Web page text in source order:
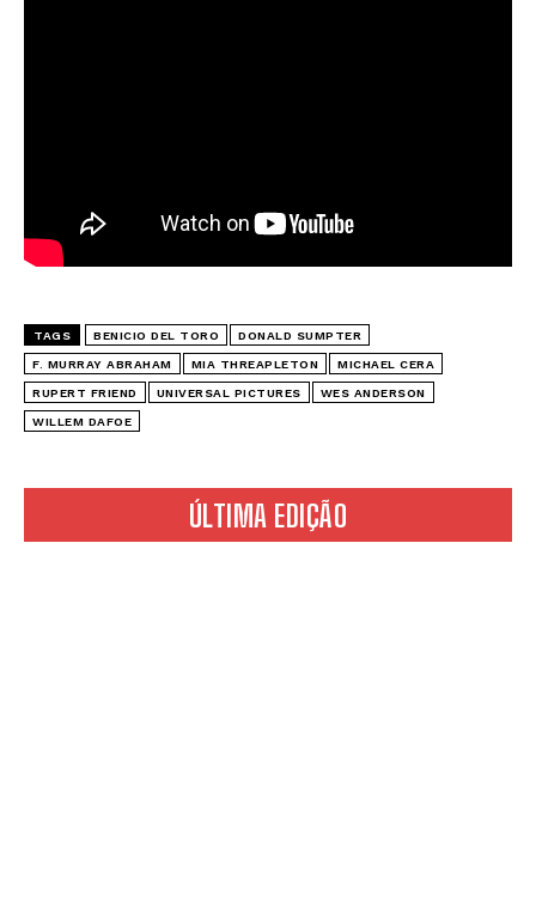
ÚLTIMA EDIÇÃO
TAGS BENICIO DEL TORO DONALD SUMPTER
F. MURRAY ABRAHAM MIA THREAPLETON MICHAEL CERA
RUPERT FRIEND UNIVERSAL PICTURES WES ANDERSON
WILLEM DAFOE